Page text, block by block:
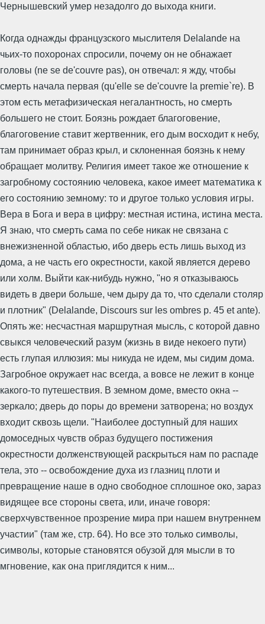
Чернышевский умер незадолго до выхода книги.
Когда однажды французского мыслителя Delalande на
чьих-то похоронах спросили, почему он не обнажает
головы (ne se de'couvre pas), он отвечал: я жду, чтобы
смерть начала первая (qu'elle se de'couvre la premie`re). В
этом есть метафизическая негалантность, но смерть
большего не стоит. Боязнь рождает благоговение,
благоговение ставит жертвенник, его дым восходит к небу,
там принимает образ крыл, и склоненная боязнь к нему
обращает молитву. Религия имеет такое же отношение к
загробному состоянию человека, какое имеет математика к
его состоянию земному: то и другое только условия игры.
Вера в Бога и вера в цифру: местная истина, истина места.
Я знаю, что смерть сама по себе никак не связана с
внежизненной областью, ибо дверь есть лишь выход из
дома, а не часть его окрестности, какой является дерево
или холм. Выйти как-нибудь нужно, "но я отказываюсь
видеть в двери больше, чем дыру да то, что сделали столяр
и плотник" (Delalande, Discours sur les ombres p. 45 et ante).
Опять же: несчастная маршрутная мысль, с которой давно
свыкся человеческий разум (жизнь в виде некоего пути)
есть глупая иллюзия: мы никуда не идем, мы сидим дома.
Загробное окружает нас всегда, а вовсе не лежит в конце
какого-то путешествия. В земном доме, вместо окна --
зеркало; дверь до поры до времени затворена; но воздух
входит сквозь щели. "Наиболее доступный для наших
домоседных чувств образ будущего постижения
окрестности долженствующей раскрыться нам по распаде
тела, это -- освобождение духа из глазниц плоти и
превращение наше в одно свободное сплошное око, зараз
видящее все стороны света, или, иначе говоря:
сверхчувственное прозрение мира при нашем внутреннем
участии" (там же, стр. 64). Но все это только символы,
символы, которые становятся обузой для мысли в то
мгновение, как она приглядится к ним...